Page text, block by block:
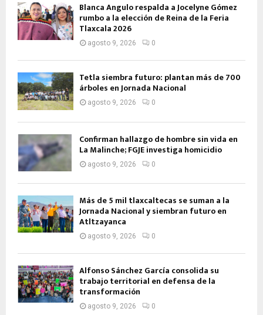
Blanca Angulo respalda a Jocelyne Gómez
rumbo a la elección de Reina de la Feria
Tlaxcala 2026
agosto 9, 2026 0
Tetla siembra futuro: plantan más de 700
árboles en Jornada Nacional
agosto 9, 2026 0
Confirman hallazgo de hombre sin vida en
La Malinche; FGJE investiga homicidio
agosto 9, 2026 0
Más de 5 mil tlaxcaltecas se suman a la
Jornada Nacional y siembran futuro en
Atltzayanca
agosto 9, 2026 0
Alfonso Sánchez García consolida su
trabajo territorial en defensa de la
transformación
agosto 9, 2026 0